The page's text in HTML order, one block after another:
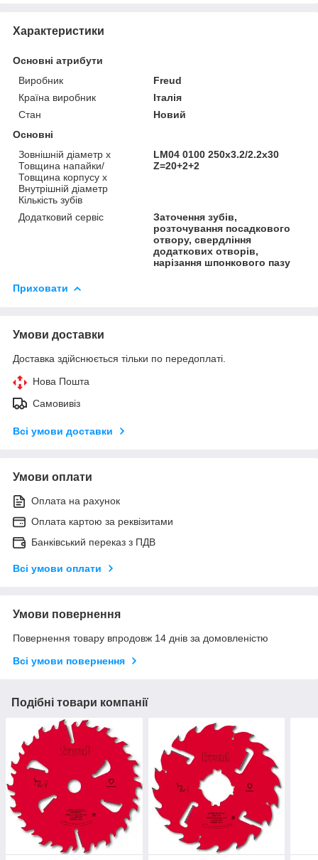
Характеристики
Основні атрибути
Виробник
Freud
Країна виробник
Італія
Стан
Новий
Основні
Зовнішній діаметр х
Товщина напайки/
Товщина корпусу х
Внутрішній діаметр
Кількість зубів
LM04 0100 250х3.2/2.2х30
Z=20+2+2
Додатковий сервіс
Заточення зубів,
розточування посадкового
отвору, свердління
додаткових отворів,
нарізання шпонкового пазу
Приховати
Умови доставки
Доставка здійснюється тільки по передоплаті.
Нова Пошта
Самовивіз
Всі умови доставки
Умови оплати
Оплата на рахунок
Оплата картою за реквізитами
Банківський переказ з ПДВ
Всі умови оплати
Умови повернення
Повернення товару впродовж 14 днів за домовленістю
Всі умови повернення
Подібні товари компанії